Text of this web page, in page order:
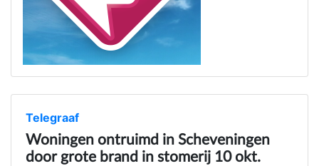
Telegraaf
Woningen ontruimd in Scheveningen
door grote brand in stomerij 10 okt.